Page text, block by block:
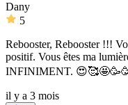
Dany
5
Rebooster, Rebooster !!!
positif. Vous êtes ma
INFINIMENT.
il y a 3 mois